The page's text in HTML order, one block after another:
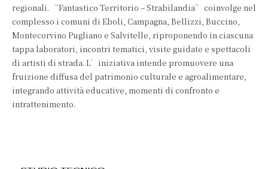
regionali. “Fantastico Territorio – Strabilandia” coinvolge nel
complesso i comuni di Eboli, Campagna, Bellizzi, Buccino,
Montecorvino Pugliano e Salvitelle, riproponendo in ciascuna
tappa laboratori, incontri tematici, visite guidate e spettacoli
di artisti di strada. L’iniziativa intende promuovere una
fruizione diffusa del patrimonio culturale e agroalimentare,
integrando attività educative, momenti di confronto e
intrattenimento.